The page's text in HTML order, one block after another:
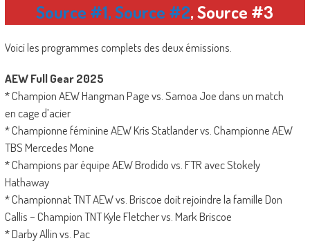
Source #1,Source #2, Source #3
Voici les programmes complets des deux émissions.
AEW Full Gear 2025
* Champion AEW Hangman Page vs. Samoa Joe dans un match
en cage d’acier
* Championne féminine AEW Kris Statlander vs. Championne AEW
TBS Mercedes Mone
* Champions par équipe AEW Brodido vs. FTR avec Stokely
Hathaway
* Championnat TNT AEW vs. Briscoe doit rejoindre la famille Don
Callis – Champion TNT Kyle Fletcher vs. Mark Briscoe
* Darby Allin vs. Pac